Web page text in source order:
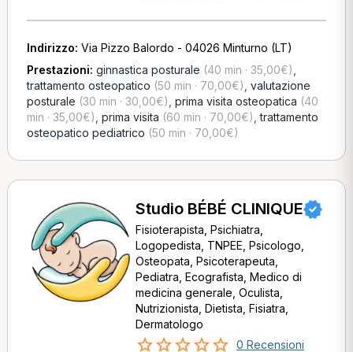
Indirizzo: Via Pizzo Balordo - 04026 Minturno (LT)
Prestazioni: ginnastica posturale (40 min · 35,00€)
trattamento osteopatico (50 min · 70,00€) valutazione
posturale (30 min · 30,00€) prima visita osteopatica (40
min · 35,00€) prima visita (60 min · 70,00€) ,trattamento
osteopatico pediatrico (50 min · 70,00€)
Studio BÉBÉ CLINIQUE
Fisioterapista, Psichiatra,
Logopedista, TNPEE, Psicologo,
Osteopata, Psicoterapeuta,
Pediatra, Ecografista, Medico di
medicina generale, Oculista,
Nutrizionista, Dietista, Fisiatra,
Dermatologo
0 Recensioni